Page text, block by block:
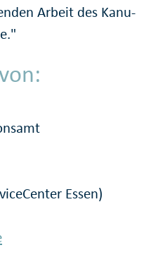
Arbeit des Kanu-
Essen)